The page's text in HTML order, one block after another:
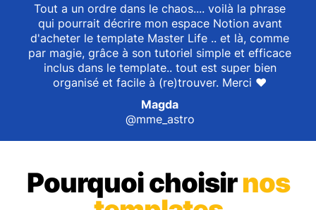
Tout a un ordre dans le chaos.... voilà la phrase
qui pourrait décrire mon espace Notion avant
d'acheter le template Master Life .. et là, comme
par magie, grâce à son tutoriel simple et efficace
inclus dans le template.. tout est super bien
organisé et facile à (re)trouver. Merci ♥︎
Magda
@mme_astro
Pourquoi choisirnos